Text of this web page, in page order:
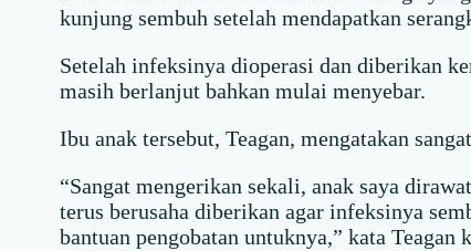
kunjung sembuh setelah mendapatkan
Setelah infeksinya dioperasi dan diberikan
masih berlanjut bahkan mulai menyebar.
Ibu anak tersebut, Teagan, mengatakan
“Sangat mengerikan sekali, anak saya
terus berusaha diberikan agar infeksinya
bantuan pengobatan untuknya,” kata Teagan